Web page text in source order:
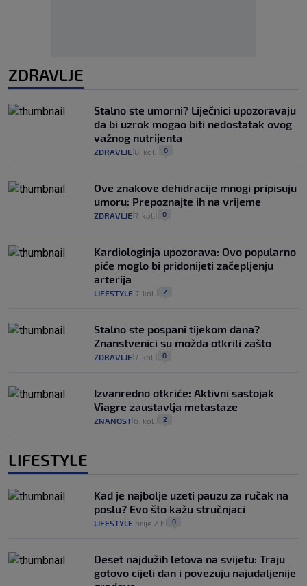
ZDRAVLJE
Stalno ste umorni? Liječnici upozoravaju
da bi uzrok mogao biti nedostatak ovog
važnog nutrijenta
ZDRAVLJE 8. kol. 0
Ove znakove dehidracije mnogi pripisuju
umoru: Prepoznajte ih na vrijeme
ZDRAVLJE 7. kol. 0
Kardiologinja upozorava: Ovo popularno
piće moglo bi pridonijeti začepljenju
arterija
LIFESTYLE 7. kol. 2
Stalno ste pospani tijekom dana?
Znanstvenici su možda otkrili zašto
ZDRAVLJE 7. kol. 0
Izvanredno otkriće: Aktivni sastojak
Viagre zaustavlja metastaze
ZNANOST 6. kol. 2
LIFESTYLE
Kad je najbolje uzeti pauzu za ručak na
poslu? Evo što kažu stručnjaci
LIFESTYLE prije 2 h 0
Deset najdužih letova na svijetu: Traju
gotovo cijeli dan i povezuju najudaljenije